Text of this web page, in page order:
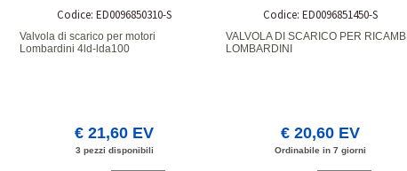
Codice: ED0096850310-S
Valvola di scarico per motori
Lombardini 4ld-lda100
€ 21,60 EV
3 pezzi disponibili
Codice: ED0096851450-S
VALVOLA DI SCARICO PER RICAMBI
LOMBARDINI
€ 20,60 EV
Ordinabile in 7 giorni